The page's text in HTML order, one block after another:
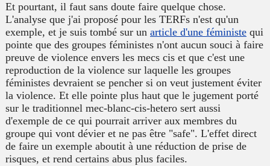
Et pourtant, il faut sans doute faire quelque chose.
L'analyse que j'ai proposé pour les TERFs n'est qu'un
exemple, et je suis tombé sur un article d'une féministe qui
pointe que des groupes féministes n'ont aucun souci à faire
preuve de violence envers les mecs cis et que c'est une
reproduction de la violence sur laquelle les groupes
féministes devraient se pencher si on veut justement éviter
la violence. Et elle pointe plus haut que le jugement porté
sur le traditionnel mec-blanc-cis-hetero sert aussi
d'exemple de ce qui pourrait arriver aux membres du
groupe qui vont dévier et ne pas être "safe". L'effet direct
de faire un exemple aboutit à une réduction de prise de
risques, et rend certains abus plus faciles.